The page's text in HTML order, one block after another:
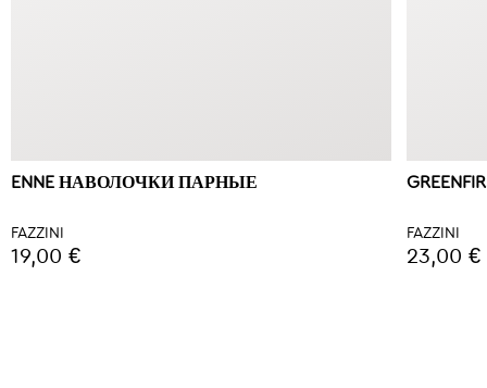
ENNE НАВОЛОЧКИ ПАРНЫЕ
FAZZINI
19,00 €
FAZZINI
23,00 €